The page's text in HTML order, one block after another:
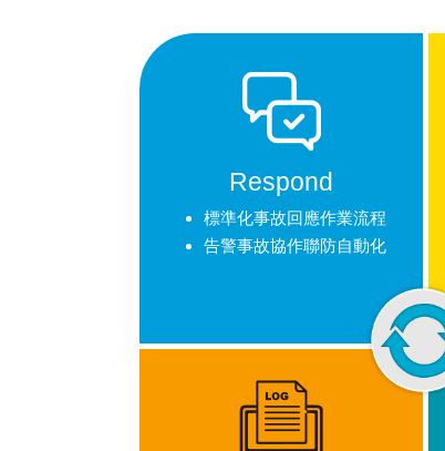
Respond
標準化事故回應作業流程
告警事故協作聯防自動化